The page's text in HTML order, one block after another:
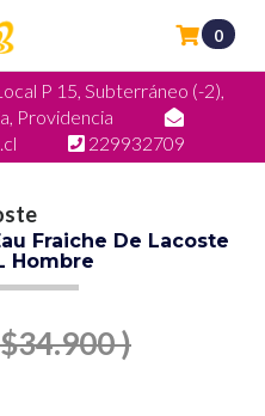
P 15, Subterráneo (-2),
Providencia
229932709
0
Fraiche De Lacoste
Hombre
)